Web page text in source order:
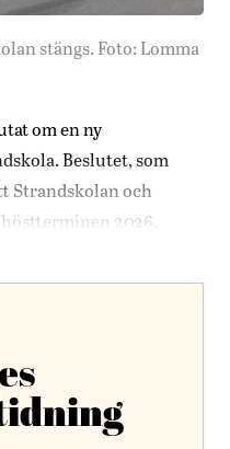
stängs. Foto: Lomma
om en ny
Beslutet, som
Strandskolan och
2026.